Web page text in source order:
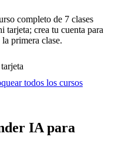
completo de 7 clases
tarjeta; crea tu cuenta para
primera clase.
todos los cursos
IA para